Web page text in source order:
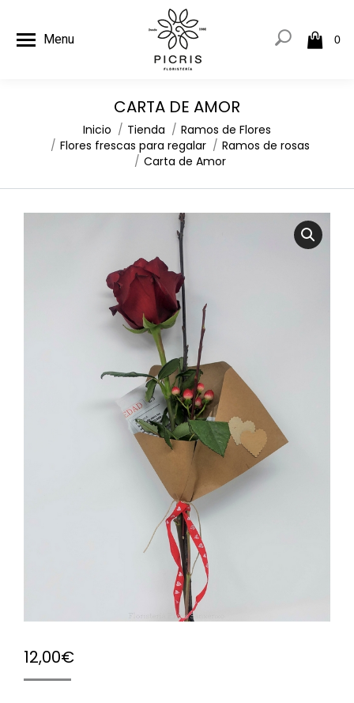
Menu 0
CARTA DE AMOR
Estás aquí:Inicio Tienda
Ramos de Flores
Flores frescas para regalar
Ramos de rosas
Carta de Amor
12,00€